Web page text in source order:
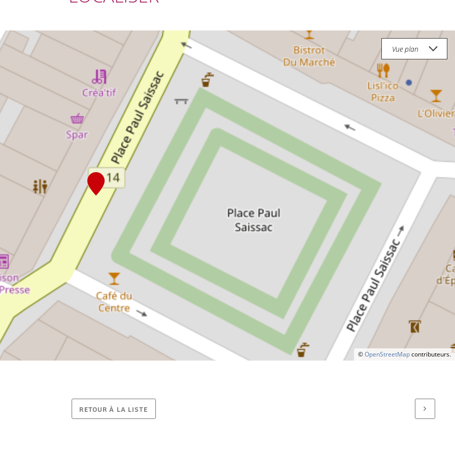
©OpenStreetMapcontributeurs.
RETOUR À LA LISTE